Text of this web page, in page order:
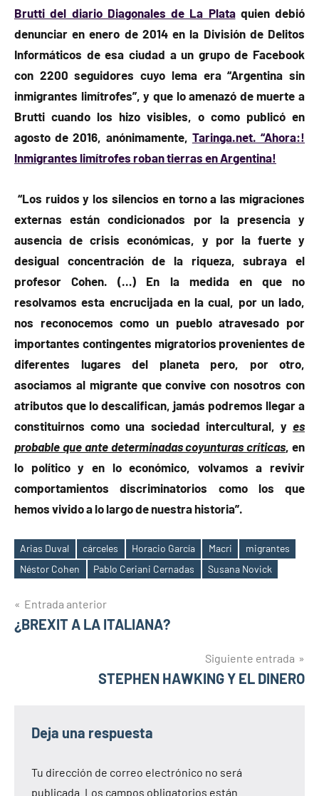
Brutti del diario Diagonales de La Plataquien debió
denunciar en enero de 2014 en la División de Delitos
Informáticos de esa ciudad a un grupo de Facebook
con 2200 seguidores cuyo lema era “Argentina sin
inmigrantes limítrofes”, y que lo amenazó de muerte a
Brutti cuando los hizo visibles, o como publicó en
agosto de 2016, anónimamente, Taringa.net. “Ahora:!
Inmigrantes limítrofes roban tierras en Argentina!
“Los ruidos y los silencios en torno a las migraciones
externas están condicionados por la presencia y
ausencia de crisis económicas, y por la fuerte y
desigual concentración de la riqueza, subraya el
profesor Cohen. (…) En la medida en que no
resolvamos esta encrucijada en la cual, por un lado,
nos reconocemos como un pueblo atravesado por
importantes contingentes migratorios provenientes de
diferentes lugares del planeta pero, por otro,
asociamos al migrante que convive con nosotros con
atributos que lo descalifican, jamás podremos llegar a
constituirnos como una sociedad intercultural, y es
probable que ante determinadas coyunturas críticas , en
lo político y en lo económico, volvamos a revivir
comportamientos discriminatorios como los que
hemos vivido a lo largo de nuestra historia”.
Etiquetas
Arias Duval cárceles Horacio García Macri
migrantes
Néstor Cohen
Pablo Ceriani Cernadas Susana Novick
Navegación
de
Entrada anterior
¿BREXIT A LA ITALIANA?
Siguiente entrada
STEPHEN HAWKING Y EL DINERO
Deja una respuesta
Tu dirección de correo electrónico no será
publicada. Los campos obligatorios están